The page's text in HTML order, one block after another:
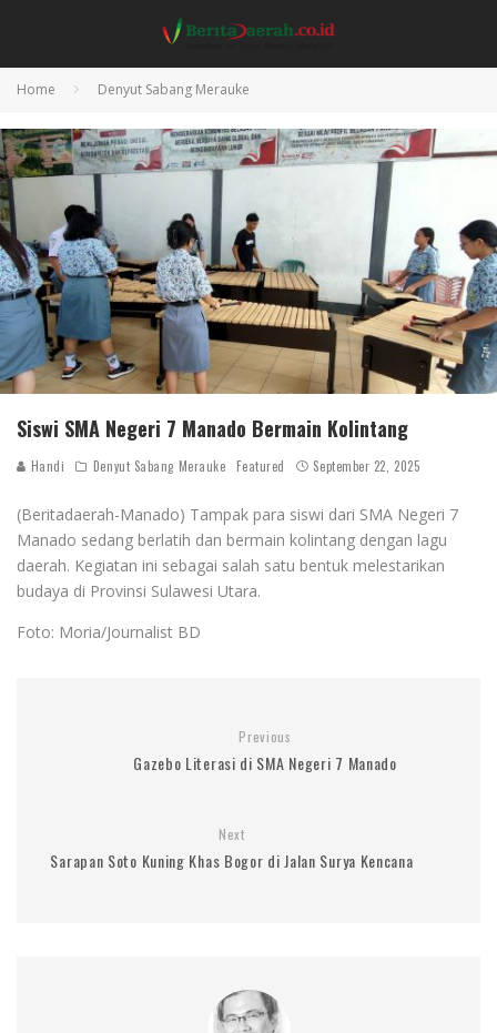
Home Denyut Sabang Merauke
Siswi SMA Negeri 7 Manado Bermain Kolintang
Handi Denyut Sabang Merauke Featured September 22, 2025
(Beritadaerah-Manado) Tampak para siswi dari SMA Negeri 7
Manado sedang berlatih dan bermain kolintang dengan lagu
daerah. Kegiatan ini sebagai salah satu bentuk melestarikan
budaya di Provinsi Sulawesi Utara.
Foto: Moria/Journalist BD
Previous
Gazebo Literasi di SMA Negeri 7 Manado
Next
Sarapan Soto Kuning Khas Bogor di Jalan Surya Kencana